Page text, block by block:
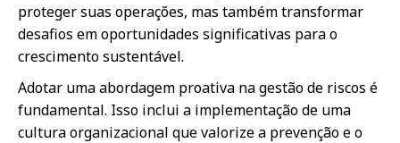
proteger suas operações, mas também transformar
desafios em oportunidades significativas para o
crescimento sustentável.
Adotar uma abordagem proativa na gestão de riscos é
fundamental. Isso inclui a implementação de uma
cultura organizacional que valorize a prevenção e o